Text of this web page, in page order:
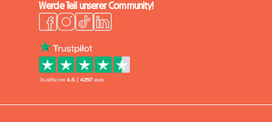
Werde Teil unserer Community!